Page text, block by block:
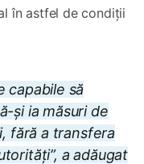
în astfel de condiții
capabile să
și ia măsuri de
fără a transfera
a adăugat